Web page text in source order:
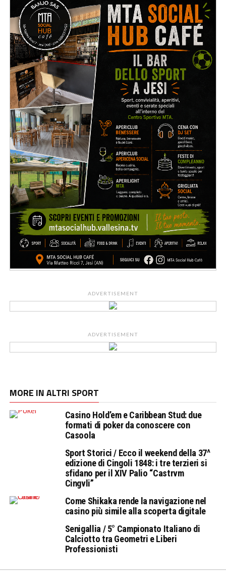
ADVERTISEMENT
ADVERTISEMENT
MORE IN ALTRI SPORT
Casino Hold’em e Caribbean Stud: due
formati di poker da conoscere con
Casoola
Sport Storici / Ecco il weekend della 37^
edizione di Cingoli 1848: i tre terzieri si
sfidano per il XIV Palio “Castrvm
Cingvli”
Come Shikaka rende la navigazione nel
casino più simile alla scoperta digitale
Senigallia / 5° Campionato Italiano di
Calciotto tra Geometri e Liberi
Professionisti